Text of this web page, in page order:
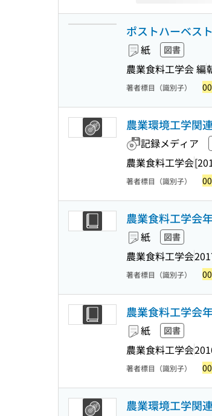
ポストハーベス
紙 図書
農業食料工学会 編
著者標目（識別子）
農業環境工学関
記録メディア
農業食料工学会
著者標目（識別子）
農業食料工学会
紙 図書
農業食料工学会
著者標目（識別子）
農業食料工学会
紙 図書
農業食料工学会
著者標目（識別子）
農業環境工学関